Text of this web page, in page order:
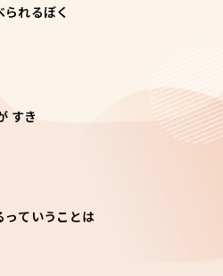
れるぼく
すき
っていうことは